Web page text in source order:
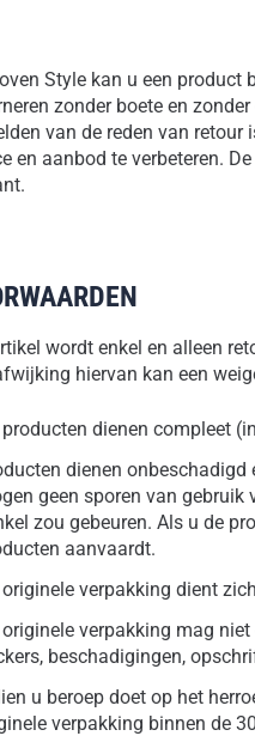
Style kan u een
zonder boete en
van de reden van
en aanbod te verbeteren.
wordt enkel en alleen
hiervan kan een
producten dienen compleet
dienen
geen sporen van gebruik
zou gebeuren. Als u de
aanvaardt.
originele verpakking dient
originele verpakking mag
beschadigingen,
u beroep doet op het
verpakking binnen de